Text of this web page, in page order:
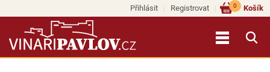
Přihlásit Registrovat Košík
0